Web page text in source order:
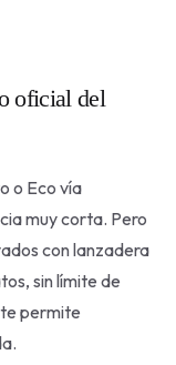
oficial del
o Eco vía
muy corta. Pero
con lanzadera
sin límite de
permite